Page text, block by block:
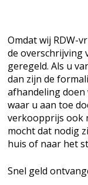
Omdat wij RDW-
de overschrijving
geregeld. Als u
dan zijn de
afhandeling
waar u aan toe
verkoopprijs ook
mocht dat nodig
huis of naar het
Snel geld